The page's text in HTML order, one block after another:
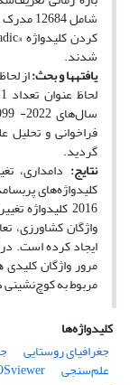
شامل
شدند.
یافته­ها و بحث:
گردید.
نتایج: دامداری،
2016
واژگان کشاورزی،
ﻣﺮور واژﮔﺎن
مربوط به کوچ‌نشینی
کلیدواژه‌ها
جغرافیای روستایی
علم‌سنجی